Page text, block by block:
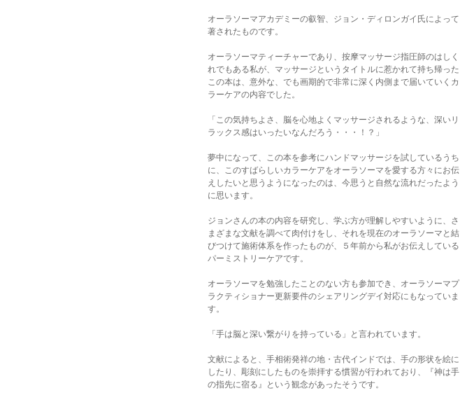
オーラソーマアカデミーの叡智、ジョン・ディロンガイ氏によって
著されたものです。
オーラソーマティーチャーであり、按摩マッサージ指圧師のはしく
れでもある私が、マッサージというタイトルに惹かれて持ち帰った
この本は、意外な、でも画期的で非常に深く内側まで届いていくカ
ラーケアの内容でした。
「この気持ちよさ、脳を心地よくマッサージされるような、深いリ
ラックス感はいったいなんだろう・・・！？」
夢中になって、この本を参考にハンドマッサージを試しているうち
に、このすばらしいカラーケアをオーラソーマを愛する方々にお伝
えしたいと思うようになったのは、今思うと自然な流れだったよう
に思います。
ジョンさんの本の内容を研究し、学ぶ方が理解しやすいように、さ
まざまな文献を調べて肉付けをし、それを現在のオーラソーマと結
びつけて施術体系を作ったものが、５年前から私がお伝えしている
パーミストリーケアです。
オーラソーマを勉強したことのない方も参加でき、オーラソーマプ
ラクティショナー更新要件のシェアリングデイ対応にもなっていま
す。
「手は脳と深い繋がりを持っている」と言われています。
文献によると、手相術発祥の地・古代インドでは、手の形状を絵に
したり、彫刻にしたものを崇拝する慣習が行われており、『神は手
の指先に宿る』という観念があったそうです。